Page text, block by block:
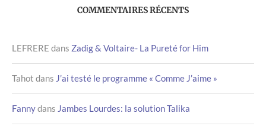
COMMENTAIRES RÉCENTS
LEFRERE dans Zadig & Voltaire- La Pureté for Him
Tahot dans J’ai testé le programme « Comme J’aime »
Fannydans Jambes Lourdes: la solution Talika